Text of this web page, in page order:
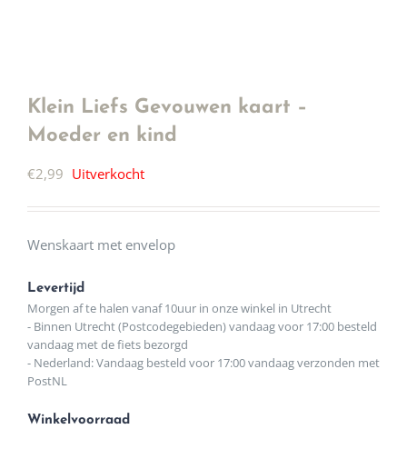
Klein Liefs Gevouwen kaart –
Moeder en kind
€2,99 Uitverkocht
Wenskaart met envelop
Levertijd
Morgen af te halen vanaf 10uur in onze winkel in Utrecht
- Binnen Utrecht (Postcodegebieden) vandaag voor 17:00 besteld
vandaag met de fiets bezorgd
- Nederland: Vandaag besteld voor 17:00 vandaag verzonden met
PostNL
Winkelvoorraad